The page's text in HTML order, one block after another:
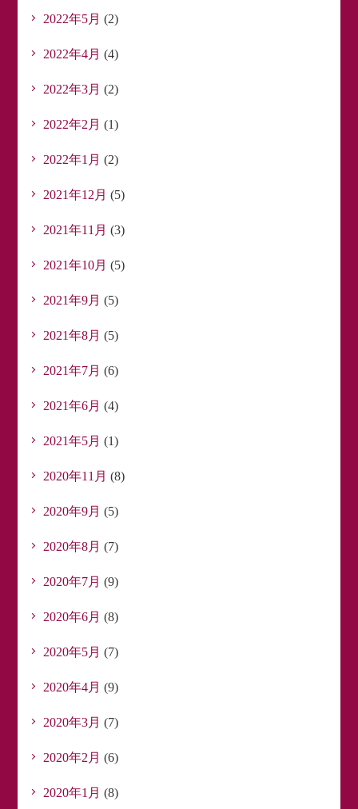
2022年5月 (2)
2022年4月 (4)
2022年3月 (2)
2022年2月 (1)
2022年1月 (2)
2021年12月 (5)
2021年11月 (3)
2021年10月 (5)
2021年9月 (5)
2021年8月 (5)
2021年7月 (6)
2021年6月 (4)
2021年5月 (1)
2020年11月 (8)
2020年9月 (5)
2020年8月 (7)
2020年7月 (9)
2020年6月 (8)
2020年5月 (7)
2020年4月 (9)
2020年3月 (7)
2020年2月 (6)
2020年1月 (8)